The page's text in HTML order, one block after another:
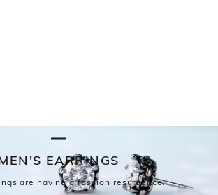
EARRINGS
are having a fashion resurgence.